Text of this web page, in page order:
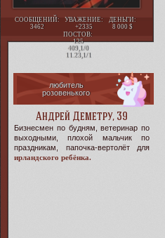
СООБЩЕНИЙ:
3462
УВАЖЕНИЕ:
+2335
ДЕНЬГИ:
8 000
ПОСТОВ:
125
409,1/0
11.23,1/1
любитель
розовенького
Андрей Деметру, 39
Бизнесмен по будням, ветеринар по
выходными, плохой мальчик по
праздникам, папочка-вертолёт для
ирландского ребёнка.